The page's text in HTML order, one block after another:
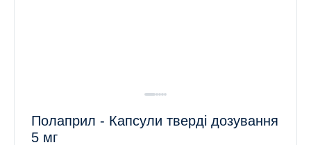
Полаприл - Капсули тверді дозування
5 мг